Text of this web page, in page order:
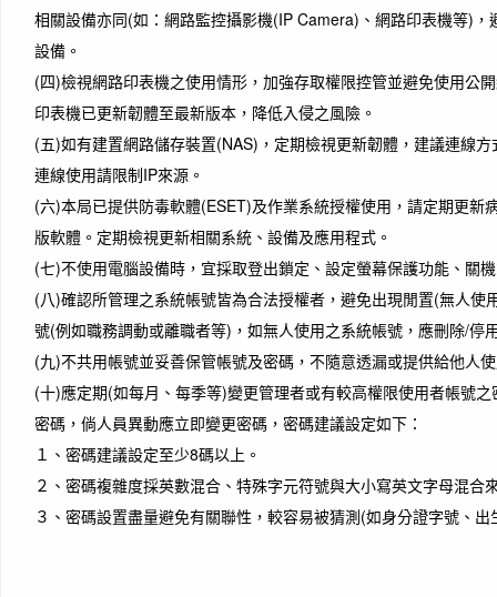
相關設備亦同(如：網路監控攝影機(IP Camera)、網路印表機等)，
設備。
(四)檢視網路印表機之使用情形，加強存取權限控管並避免使用公
印表機已更新韌體至最新版本，降低入侵之風險。
(五)如有建置網路儲存裝置(NAS)，定期檢視更新韌體，建議連線
連線使用請限制IP來源。
(六)本局已提供防毒軟體(ESET)及作業系統授權使用，請定期更新
版軟體。定期檢視更新相關系統、設備及應用程式。
(七)不使用電腦設備時，宜採取登出鎖定、設定螢幕保護功能、關
(八)確認所管理之系統帳號皆為合法授權者，避免出現閒置(無人使
號(例如職務調動或離職者等)，如無人使用之系統帳號，應刪除/停
(九)不共用帳號並妥善保管帳號及密碼，不隨意透漏或提供給他人
(十)應定期(如每月、每季等)變更管理者或有較高權限使用者帳號
密碼，倘人員異動應立即變更密碼，密碼建議設定如下：
１、密碼建議設定至少8碼以上。
２、密碼複雜度採英數混合、特殊字元符號與大小寫英文字母混合
３、密碼設置盡量避免有關聯性，較容易被猜測(如身分證字號、